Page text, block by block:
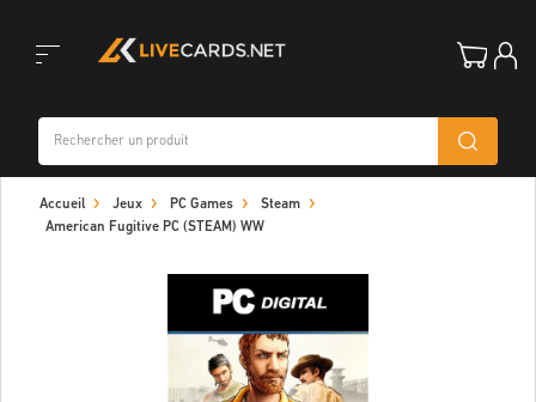
navigation
Accueil Jeux PC Games
Steam
American Fugitive PC (STEAM) WW